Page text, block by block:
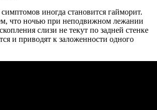
иногда становится гайморит.
что ночью при неподвижном лежании
слизи не текут по задней стенке
и приводят к заложенности одного